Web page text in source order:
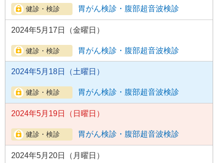
胃がん検診・腹部超音波検診
2024年5月17日（金曜日）
胃がん検診・腹部超音波検診
2024年5月18日（土曜日）
胃がん検診・腹部超音波検診
2024年5月19日（日曜日）
胃がん検診・腹部超音波検診
2024年5月20日（月曜日）